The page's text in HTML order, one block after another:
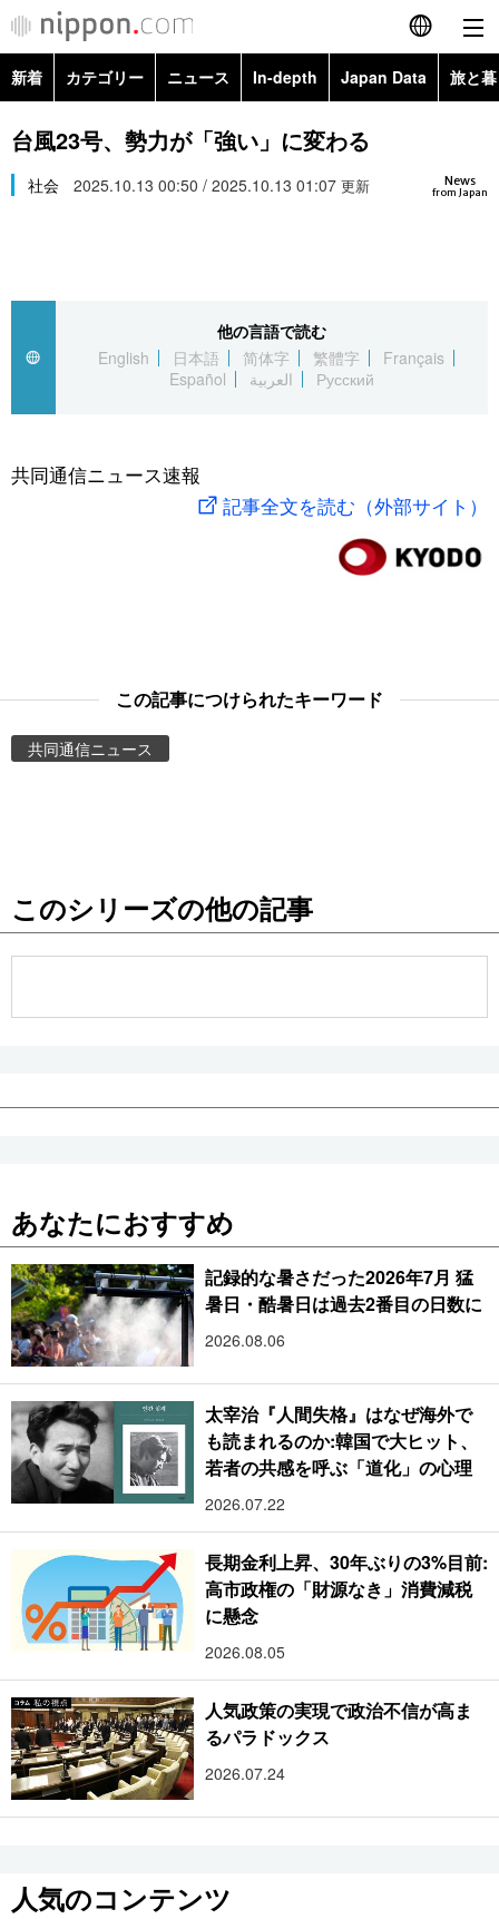
English
简体字
繁體字
العربية
社会
旅と暮らし
東京
新着 カテゴリー ニュース In-depth Japan Data 旅と
政治・外交
経済・ビジネス
社会
文化
科学・技術
暮らし
Images
お知らせ
台風23号、勢力が「強い」に変わる
News
from Japan
社会 2025.10.13 00:50 / 2025.10.13 01:07 更新
他の言語で読む
English
日本語 简体字 繁體字
Français
Español
العربية Русский
共同通信ニュース速報
記事全文を読む（外部サイト）
この記事につけられたキーワード
共同通信ニュース
このシリーズの他の記事
あなたにおすすめ
記録的な暑さだった2026年7月 猛
暑日・酷暑日は過去2番目の日数に
2026.08.06
太宰治『人間失格』はなぜ海外で
も読まれるのか:韓国で大ヒット、
若者の共感を呼ぶ「道化」の心理
2026.07.22
長期金利上昇、30年ぶりの3%目前:
高市政権の「財源なき」消費減税
に懸念
2026.08.05
人気政策の実現で政治不信が高ま
るパラドックス
2026.07.24
人気のコンテンツ